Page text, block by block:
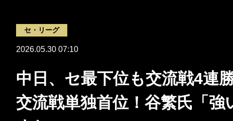
セ・リーグ
2026.05.30 07:10
中日、セ最下位も交流戦4連
交流戦単独首位！谷繁氏「強